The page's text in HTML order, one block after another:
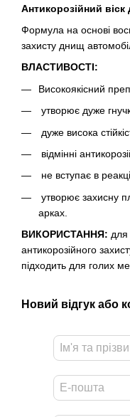
Антикорозійний
Формула на основі
захисту днищ
ВЛАСТИВОСТІ:
Високоякісний
утворює дуже
дуже висока
відмінні
не вступає в
утворює захисну
арках.
ВИКОРИСТАННЯ: для
антикорозійного
підходить для голих
Новий відгук або